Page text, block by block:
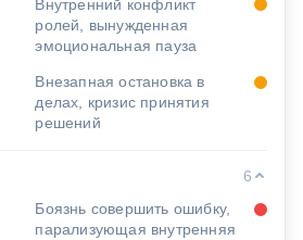
Внутренний конфликт
ролей, вынужденная
эмоциональная пауза
Внезапная остановка в
делах, кризис принятия
решений
6
Боязнь совершить ошибку,
парализующая внутренняя